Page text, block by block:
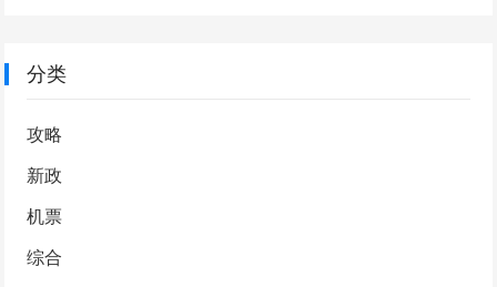
分类
攻略
新政
机票
综合